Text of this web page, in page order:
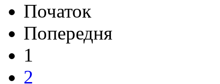
Початок
Попередня
1
2